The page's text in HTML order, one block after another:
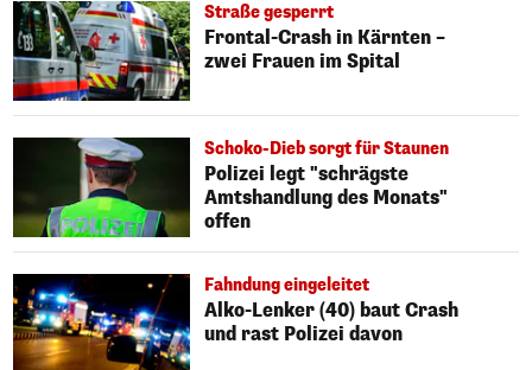
Straße gesperrt
Frontal-Crash in Kärnten –
zwei Frauen im Spital
Schoko-Dieb sorgt für Staunen
Polizei legt "schrägste
Amtshandlung des Monats"
offen
Fahndung eingeleitet
Alko-Lenker (40) baut Crash
und rast Polizei davon